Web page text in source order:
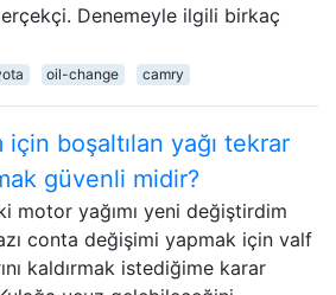
Denemeyle ilgili birkaç
oil-change camry
için boşaltılan yağı tekrar
güvenli midir?
motor yağımı yeni değiştirdim
conta değişimi yapmak için valf
kaldırmak istediğime karar